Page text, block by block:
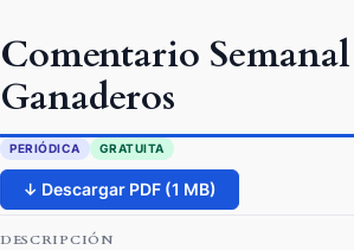
Comentario Semanal
Ganaderos
PERIÓDICA GRATUITA
↓ Descargar PDF (1 MB)
DESCRIPCIÓN